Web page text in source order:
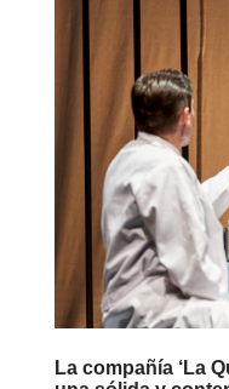
La compañía ‘La